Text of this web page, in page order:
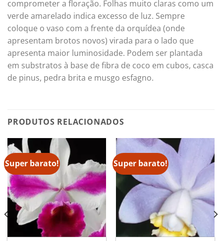
comprometer a floração. Folhas muito claras como um
verde amarelado indica excesso de luz. Sempre
coloque o vaso com a frente da orquídea (onde
apresentam brotos novos) virada para o lado que
apresenta maior luminosidade. Podem ser plantada
em substratos à base de fibra de coco em cubos, casca
de pinus, pedra brita e musgo esfagno.
PRODUTOS RELACIONADOS
Super barato! Super barato!